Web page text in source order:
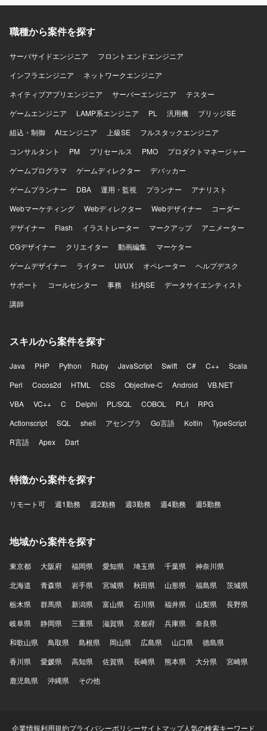
や体制、開発規模の妥当性を判断できる方を求めていま
全体構想としてまとめられる方が望ましいです。答えが明
滑にコミュニケーションを取りながら方向性を見出せる方
意識しつつ伴走し、プロジェクト全体を俯瞰して自ら考え
主体的に推進できる方を歓迎します。 【ポジションの魅
力】 大手企業の基幹的な経費精算システム刷新プロジェク
トにPMOとして参画し、業務要件チームと非機能要件チー
ェクト推進だけでなく、PMO体制や進め方の設計、ベンダ
ーへの指摘や調整など、上流から全体を見渡したマネジメ
を通じて、ナレッジ移転や組織力強化にも貢献していただ
けます。 【開発環境】 経費精算システムのリニューアルに
あたり、老朽化したフレームワークからの刷新を予定して
おり、一部でAWSを利用したサービス・システムの活用が
職種から案件を探す
サーバサイドエンジニア
フロントエンドエンジニア
インフラエンジニア
ネットワークエンジニア
ネイティブアプリエンジニア
サーバーエンジニア
テスター
ゲームエンジニア
LAMP系エンジニア PL 汎用機
ブリッジSE
組込・制御
AIエンジニア 上級SE
フルスタックエンジニア
コンサルタント
PM プリセールス PMO
プロダクトマネージャー
ゲームプログラマ
ゲームディレクター
デバッカー
ゲームプランナー
DBA 運用・監視 プランナー
アナリスト
Webマーケティング
Webディレクター Webデザイナー
コーダー
デザイナー
Flash イラストレーター マークアップ
アニメーター
CGデザイナー
クリエイター 動画編集
マーケター
ゲームデザイナー
ライター UI/UX オペレーター
ヘルプデスク
サポート
コールセンター 事務 社内SE
データサイエンティスト
講師
スキルから案件を探す
Java PHP Python Ruby JavaScript Swift C# C++
Scala
Perl
Cocos2d HTML CSS Objective-C Android
VB.NET
VBA
VC++ C Delphi PL/SQL COBOL PL/I
RPG
Actionscript
SQL shell アセンブラ Go言語 Kotlin
TypeScript
R言語
Apex Dart
特徴から案件を探す
リモート可 週1勤務 週2勤務 週3勤務 週4勤務 週5勤務
地域から案件を探す
東京都 大阪府 福岡県 愛知県 埼玉県 千葉県
神奈川県
北海道
青森県 岩手県 宮城県 秋田県 山形県 福島県
茨城県
栃木県
群馬県 新潟県 富山県 石川県 福井県 山梨県
長野県
岐阜県
静岡県 三重県 滋賀県 京都府 兵庫県
奈良県
和歌山県
鳥取県 島根県 岡山県 広島県 山口県
徳島県
香川県
愛媛県 高知県 佐賀県 長崎県 熊本県 大分県
宮崎県
鹿児島県
沖縄県 その他
企業情報利用規約プライバシーポリシーサイトマップ人気の検索キーワード